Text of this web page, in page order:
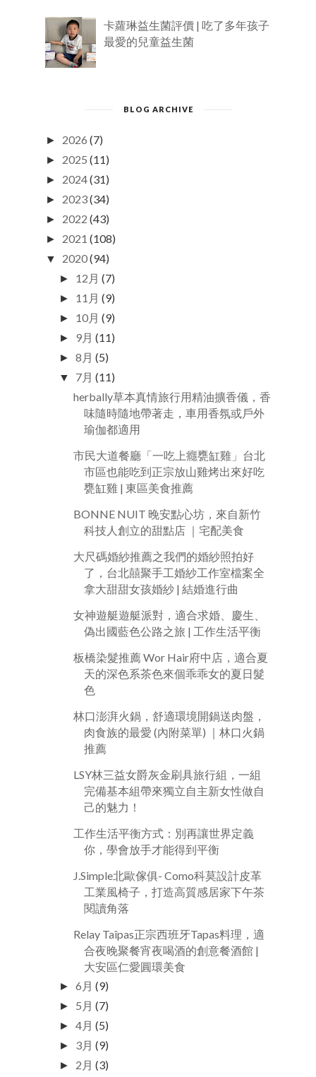
卡蘿琳益生菌評價 | 吃了多年孩子
最愛的兒童益生菌
BLOG ARCHIVE
► 2026 (7)
► 2025 (11)
► 2024(31)
► 2023(34)
► 2022 (43)
► 2021 (108)
▼ 2020(94)
► 12月 (7)
► 11月 (9)
► 10月 (9)
► 9月 (11)
►8月 (5)
▼ 7月 (11)
herbally草本真情旅行用精油擴香儀，香
味隨時隨地帶著走，車用香氛或戶外
瑜伽都適用
市民大道餐廳「一吃上癮甕缸雞」台北
市區也能吃到正宗放山雞烤出來好吃
甕缸雞 | 東區美食推薦
BONNE NUIT 晚安點心坊，來自新竹
科技人創立的甜點店 ｜宅配美食
大尺碼婚紗推薦之我們的婚紗照拍好
了，台北囍聚手工婚紗工作室檔案全
拿大甜甜女孩婚紗 | 結婚進行曲
女神遊艇遊艇派對，適合求婚、慶生、
偽出國藍色公路之旅 | 工作生活平衡
板橋染髮推薦 Wor Hair府中店，適合夏
天的深色系茶色來個乖乖女的夏日髮
色
林口澎湃火鍋，舒適環境開鍋送肉盤，
肉食族的最愛 (內附菜單) ｜林口火鍋
推薦
LSY林三益女爵灰金刷具旅行組，一組
完備基本組帶來獨立自主新女性做自
己的魅力！
工作生活平衡方式：別再讓世界定義
你，學會放手才能得到平衡
J.Simple北歐傢俱- Como科莫設計皮革
工業風椅子，打造高質感居家下午茶
閱讀角落
Relay Taîpas正宗西班牙Tapas料理，適
合夜晚聚餐宵夜喝酒的創意餐酒館 |
大安區仁愛圓環美食
►6月 (9)
► 5月 (7)
►4月 (5)
► 3月 (9)
► 2月 (3)